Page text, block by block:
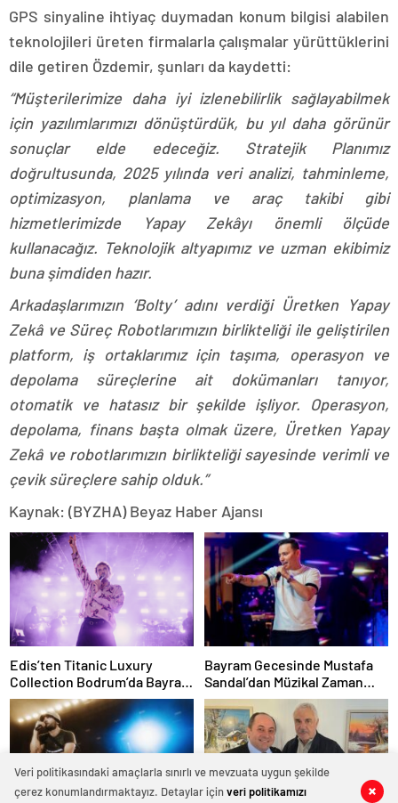
0 0
0 0
0 0
GPS sinyaline ihtiyaç duymadan konum bilgisi alabilen
teknolojileri üreten firmalarla çalışmalar yürüttüklerini
dile getiren Özdemir, şunları da kaydetti:
“Müşterilerimize daha iyi izlenebilirlik sağlayabilmek
için yazılımlarımızı dönüştürdük, bu yıl daha görünür
sonuçlar elde edeceğiz. Stratejik Planımız
doğrultusunda, 2025 yılında veri analizi, tahminleme,
optimizasyon, planlama ve araç takibi gibi
hizmetlerimizde Yapay Zekâyı önemli ölçüde
kullanacağız. Teknolojik altyapımız ve uzman ekibimiz
buna şimdiden hazır.
Arkadaşlarımızın ‘Bolty’ adını verdiği Üretken Yapay
Zekâ ve Süreç Robotlarımızın birlikteliği ile geliştirilen
platform, iş ortaklarımız için taşıma, operasyon ve
depolama süreçlerine ait dokümanları tanıyor,
otomatik ve hatasız bir şekilde işliyor. Operasyon,
depolama, finans başta olmak üzere, Üretken Yapay
Zekâ ve robotlarımızın birlikteliği sayesinde verimli ve
çevik süreçlere sahip olduk.”
Kaynak: (BYZHA) Beyaz Haber Ajansı
Edis’ten Titanic Luxury
Collection Bodrum’da Bayram
Gecesine Damga Vuran
Performans
Bayram Gecesinde Mustafa
Sandal’dan Müzikal Zaman
Yolculuğu
Veri politikasındaki amaçlarla sınırlı ve mevzuata uygun şekilde
çerez konumlandırmaktayız. Detaylar içinveri politikamızı